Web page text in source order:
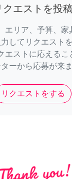
エストを投
エリア、予算、家
してリクエスト
エストに応えるこ
ーから応募が来ま
リクエストをする